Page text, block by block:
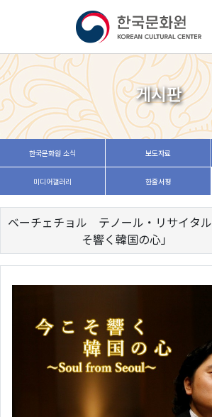
게시판
한국문화원 소식 보도자료
미디어갤러리 한줄서평
ベーチェチョル テノール・リサイタ
そ響く韓国の心」